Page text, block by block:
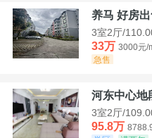
养马 好房
3室2厅/
33万 3000元/
急售
河东中心地
3室2厅/
95.8万